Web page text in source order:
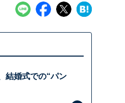
結婚式での“パン